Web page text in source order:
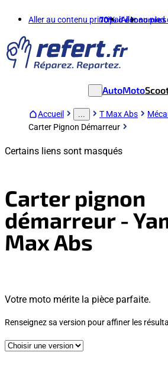
Aller au contenu principalAller au pied
70%d'économies
AutoMoto
Accueil T Max Abs
Carter Pignon Démarreur
Certains liens sont masqués
Carter pignon
démarreur -
Max Abs
Votre moto mérite la pièce parfaite.
Renseignez sa version pour affiner les